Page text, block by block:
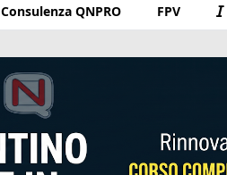
Consulenza QNPRO FPV